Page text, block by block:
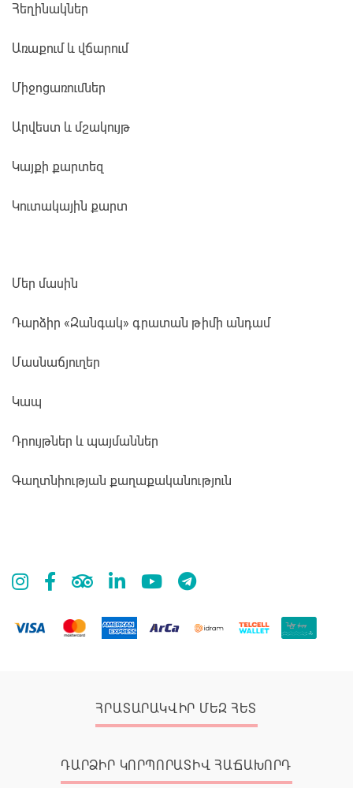
Հեղինակներ
Առաքում և վճարում
Միջոցառումներ
Արվեստ և մշակույթ
Կայքի քարտեզ
Կուտակային քարտ
Մեր մասին
Դարձիր «Զանգակ» գրատան թիմի անդամ
Մասնաճյուղեր
Կապ
Դրույթներ և պայմաններ
Գաղտնիության քաղաքականություն
ՀՐԱՏԱՐԱԿՎԻՐ ՄԵԶ ՀԵՏ
ԴԱՐՁԻՐ ԿՈՐՊՈՐԱՏԻՎ ՀԱՃԱԽՈՐԴ